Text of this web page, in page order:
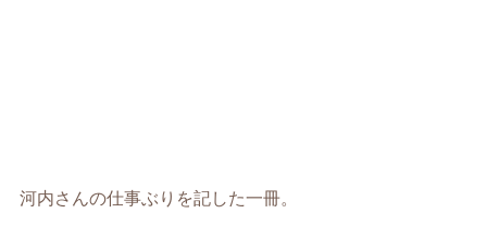
河内さんの仕事ぶりを記した一冊。